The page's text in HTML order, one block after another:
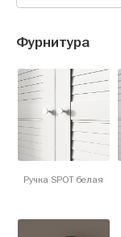
Фурнитура
Ручка SPOT белая